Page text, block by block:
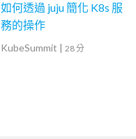
如何透過 juju 簡化 K8s 服
務的操作
KubeSummit | 28 分